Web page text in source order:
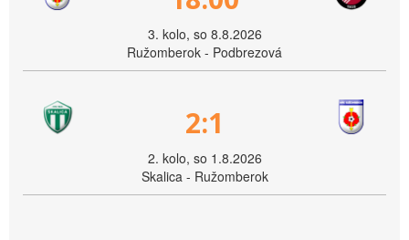
3. kolo, so 8.8.2026
Ružomberok - Podbrezová
2:1
2. kolo, so 1.8.2026
Skalica - Ružomberok